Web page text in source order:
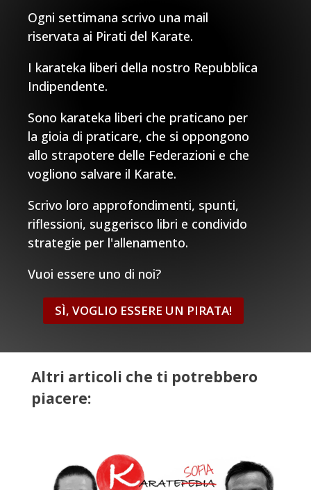
Ogni settimana scrivo una mail
riservata ai Pirati del Karate.
I karateka liberi della nostro Repubblica
Indipendente.
Sono karateka liberi che praticano per
la gioia di praticare, che si oppongono
allo strapotere delle Federazioni e che
vogliono salvare il Karate.
Scrivo loro approfondimenti, spunti,
riflessioni, suggerisco libri e condivido
strategie per l'allenamento.
Vuoi essere uno di noi?
SÌ, VOGLIO ESSERE UN PIRATA!
Altri articoli che ti potrebbero
piacere: